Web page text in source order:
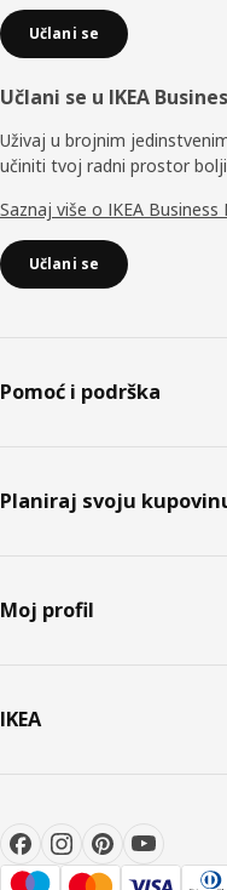
Učlani se
Učlani se u IKEA
Uživaj u brojnim
učiniti tvoj radni prostor
Saznaj više o IKEA
Učlani se
Pomoć i podrška
Planiraj svoju
Moj profil
IKEA